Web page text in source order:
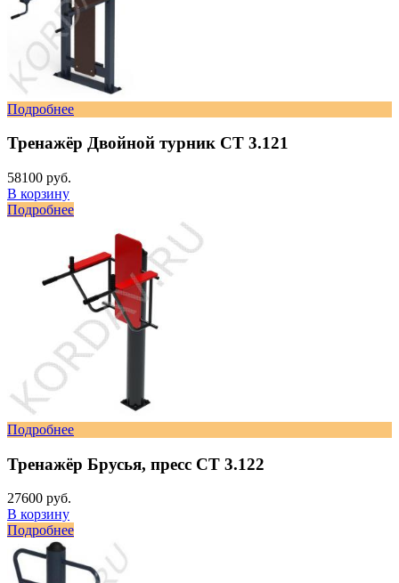
Подробнее
Тренажёр Двойной турник СТ 3.121
58100 руб.
В корзину
Подробнее
Подробнее
Тренажёр Брусья, пресс СТ 3.122
27600 руб.
В корзину
Подробнее